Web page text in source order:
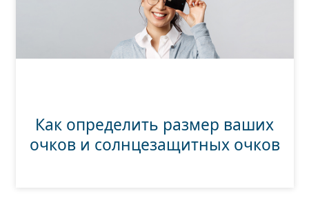
Как определить размер ваших
очков и солнцезащитных очков